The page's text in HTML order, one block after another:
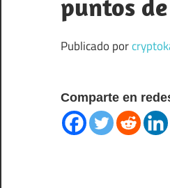
puntos
Publicado por
Comparte en